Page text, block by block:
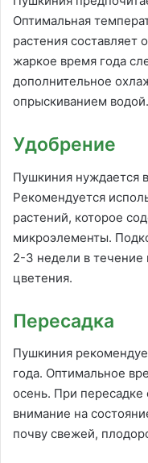
Оптимальная
растения составляет
жаркое время года
дополнительное
опрыскиванием водой.
Удобрение
Пушкиния нуждается
Рекомендуется
растений, которое
микроэлементы.
2-3 недели в течение
цветения.
Пересадка
Пушкиния
года. Оптимальное
осень. При пересадке
внимание на
почву свежей,